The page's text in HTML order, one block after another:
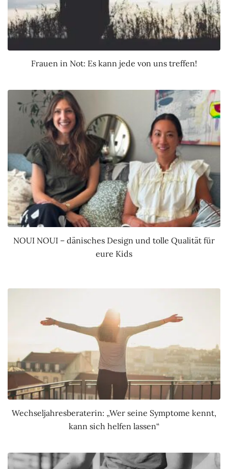
Frauen in Not: Es kann jede von uns treffen!
NOUI NOUI – dänisches Design und tolle Qualität für
eure Kids
Wechseljahresberaterin: „Wer seine Symptome kennt,
kann sich helfen lassen“